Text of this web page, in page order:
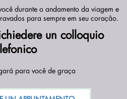
durante o andamento da viagem e
para sempre em seu coração.
un colloquio
para você de graça